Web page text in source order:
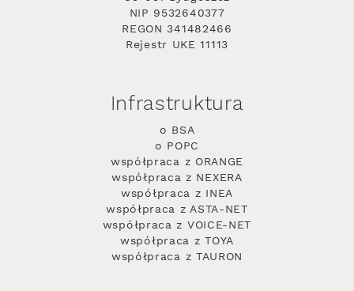
NIP 9532640377
REGON 341482466
Rejestr UKE 11113
Infrastruktura
o BSA
o POPC
współpraca z ORANGE
współpraca z NEXERA
współpraca z INEA
współpraca z ASTA-NET
współpraca z VOICE-NET
współpraca z TOYA
współpraca z TAURON